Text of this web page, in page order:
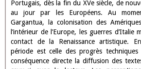
Quelle en est la devise ?
S’agit-il d’une abbaye " classique " ? Justifiez
Quelle langue Rabelais utilise-t-il dans ses
Comment qualifierez-vous le roman de